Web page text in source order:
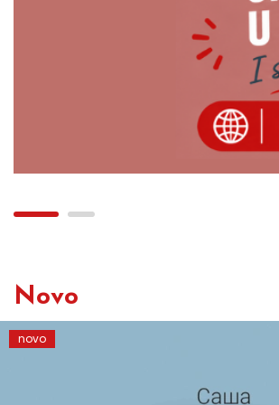
Novo
novo